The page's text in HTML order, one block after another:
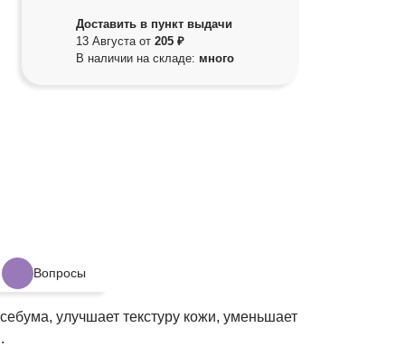
Доставить в пункт выдачи
13 Августа от205 ₽
В наличии на складе: много
Вопросы
улучшает текстуру кожи, уменьшает